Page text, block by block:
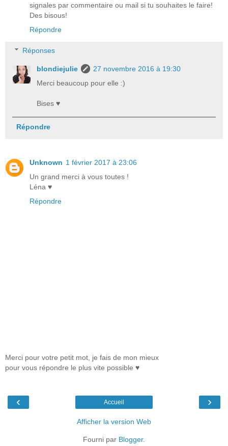
signales par commentaire ou mail si tu souhaites le faire!
Des bisous!
Répondre
Réponses
blondiejulie
27 novembre 2016 à 19:30
Merci beaucoup pour elle :)
Bises ♥
Répondre
Unknown 1 février 2017 à 23:06
Un grand merci à vous toutes !
Léna ♥
Répondre
Merci pour votre petit mot, je fais de mon mieux
pour vous répondre le plus vite possible ♥
‹ ›
Accueil
Afficher la version Web
Fourni par Blogger.